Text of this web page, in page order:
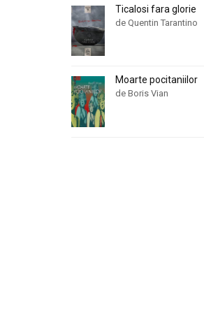
Ticalosi fara glorie
de Quentin Tarantino
Moarte pocitaniilor
de Boris Vian